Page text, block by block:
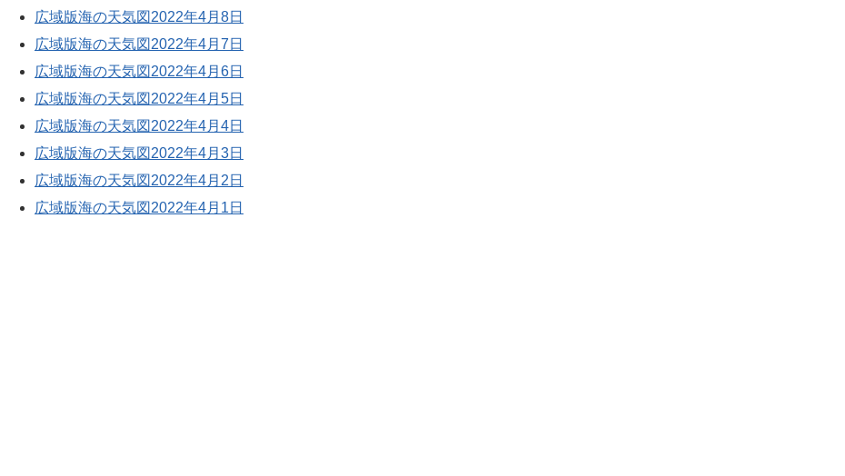
広域版海の天気図2022年4月8日
広域版海の天気図2022年4月7日
広域版海の天気図2022年4月6日
広域版海の天気図2022年4月5日
広域版海の天気図2022年4月4日
広域版海の天気図2022年4月3日
広域版海の天気図2022年4月2日
広域版海の天気図2022年4月1日